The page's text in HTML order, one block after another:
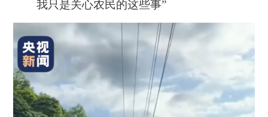
我只是关心农民的这些事”